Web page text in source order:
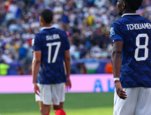
Moderní pětiboj
Motorsport
Olympijské hry
Parasport
Plavání
Triatlon
Veslování
Vodní
Volejbal
Ostatní